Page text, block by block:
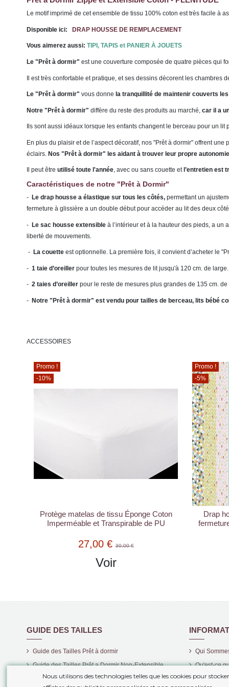
Le motif imprimé de cet ensemble de tissu 100% coton est très facile à
Disponible ici: DRAP HOUSSE DE REMPLACEMENT
Vous aimerez aussi: TIPI, TAPIS et PANIER À JOUETS
Le "Prêt à dormir" est une couverture composée de quatre pièces qui
Il est très confortable et pratique, et ses dessins décorent les chambres
Le "Prêt à dormir" vous donne la tranquillité de maintenir couverts
Notre "Prêt à dormir" diffère du reste des produits au marché, car il a
Ils sont aussi idéaux lorsque les enfants changent le berceau pour un
En plus du plaisir et de l’aspect décoratif, nos "Prêt à dormir" offrent
éclairs. Nos "Prêt à dormir" les aidant à trouver leur propre
Il peut être utilisé toute l'année, avec ou sans couette et l’entretien est
Caractéristiques de notre "Prêt à Dormir"
- Le drap housse a élastique sur tous les côtés, permettant un
fermeture à glissière a un double début pour accéder au lit des deux
- Le sac housse extensible à l’intérieur et à la hauteur des pieds, a un
liberté de mouvements.
- La couette est optionnelle. La première fois, il convient d’acheter le
- 1 taie d’oreiller pour toutes les mesures de lit jusqu'à 120 cm. de
- 2 taies d’oreiller pour le reste de mesures plus grandes de 135 cm.
- Notre "Prêt à dormir" est vendu pour tailles de berceau, lits bébé
ACCESSOIRES
Promo !
-10%
Protège matelas de tissu Éponge Coton
Imperméable et Transpirable de PU
27,00 €30,00 €
Voir
Promo !
-5%
Drap
GUIDE DES TAILLES
Guide des Tailles Prêt à dormir
Guide des Tailles Prêt a Dormir Non-Extensible
Guide des Tailles Housses de Couette
Qui
Qu'est-ce
Livraison
Nous utilisons des technologies telles que les cookies pour